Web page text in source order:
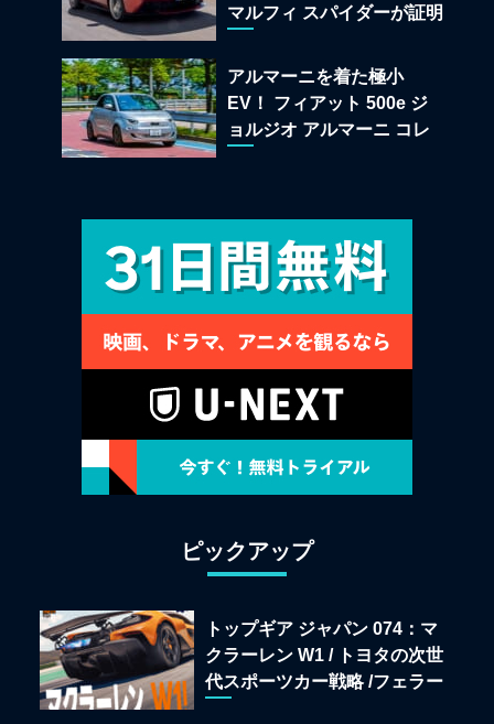
マルフィ スパイダーが証明
ーの至福
アルマーニを着た極小
EV！ フィアット 500e ジ
ョルジオ アルマーニ コレ
ピックアップ
トップギア ジャパン 074：マ
クラーレン W1 / トヨタの次世
代スポーツカー戦略 /フェラー